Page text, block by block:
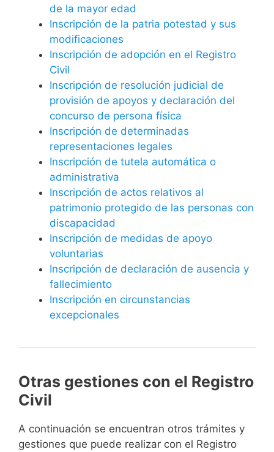
de la mayor edad
Inscripción de la patria potestad y sus
modificaciones
Inscripción de adopción en el Registro
Civil
Inscripción de resolución judicial de
provisión de apoyos y declaración del
concurso de persona física
Inscripción de determinadas
representaciones legales
Inscripción de tutela automática o
administrativa
Inscripción de actos relativos al
patrimonio protegido de las personas con
discapacidad
Inscripción de medidas de apoyo
voluntarias
Inscripción de declaración de ausencia y
fallecimiento
Inscripción en circunstancias
excepcionales
Otras gestiones con el Registro
Civil
A continuación se encuentran otros trámites y
gestiones que puede realizar con el Registro